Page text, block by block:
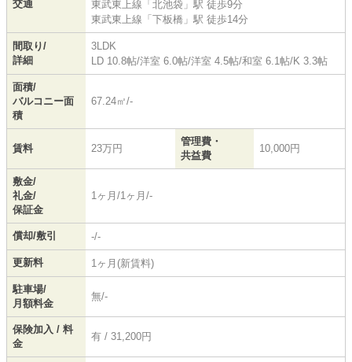
交通
東武東上線 「 北池袋 」駅 徒歩9分
東武東上線 「 下板橋 」駅 徒歩14分
間取り/
詳細
3LDK
LD 10.8帖/洋室 6.0帖/洋室 4.5帖/和室 6.1帖/K 3.3帖
面積/
バルコニー面
積
67.24㎡/-
賃料 23万円
管理費・
共益費
10,000円
敷金/
礼金/
保証金
1ヶ月/1ヶ月/-
償却/敷引 -/-
更新料 1ヶ月(新賃料)
駐車場/
月額料金
無/-
保険加入 / 料
金
有 / 31,200円